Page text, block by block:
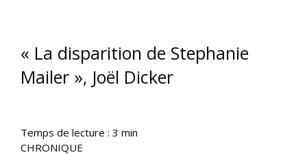
« La disparition de Stephanie
Mailer », Joël Dicker
Temps de lecture : 3 min
CHRONIQUE